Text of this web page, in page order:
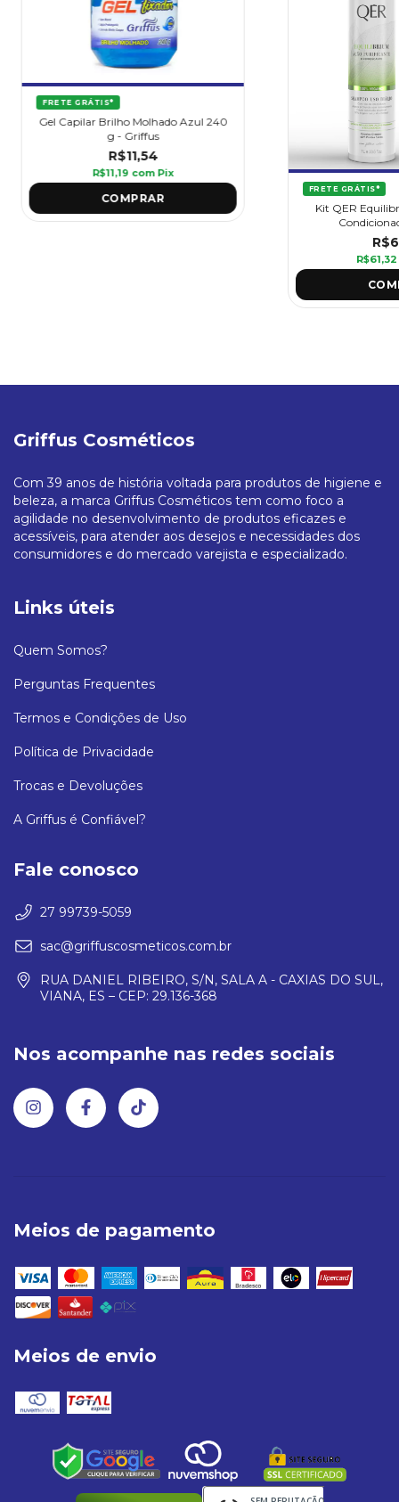
FRETE GRÁTIS*
Gel Capilar Brilho Molhado Azul 240
g - Griffus
R$11,54
R$11,19 com Pix
FRETE GRÁTIS*
Kit QER
R$61,32
Griffus Cosméticos
Com 39 anos de história voltada para produtos de higiene e
beleza, a marca Griffus Cosméticos tem como foco a
agilidade no desenvolvimento de produtos eficazes e
acessíveis, para atender aos desejos e necessidades dos
consumidores e do mercado varejista e especializado.
Links úteis
Quem Somos?
Perguntas Frequentes
Termos e Condições de Uso
Política de Privacidade
Trocas e Devoluções
A Griffus é Confiável?
Fale conosco
27 99739-5059
sac@griffuscosmeticos.com.br
RUA DANIEL RIBEIRO, S/N, SALA A - CAXIAS DO SUL,
VIANA, ES – CEP: 29.136-368
Nos acompanhe nas redes sociais
Meios de pagamento
Meios de envio